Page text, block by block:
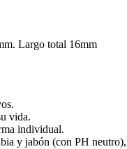
Largo total 16mm
vida.
individual.
y jabón (con PH